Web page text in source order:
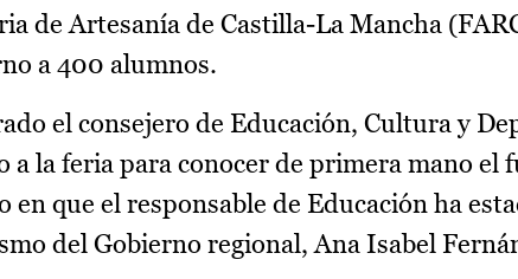
de Artesanía de Castilla-La Mancha
a 400 alumnos.
el consejero de Educación, Cultura y
a la feria para conocer de primera mano el
en que el responsable de Educación ha
del Gobierno regional, Ana Isabel